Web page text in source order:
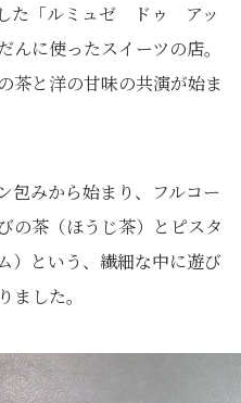
た「ルミュゼ ドゥ アッ
に使ったスイーツの店。
茶と洋の甘味の共演が始ま
包みから始まり、フルコー
の茶（ほうじ茶）とピスタ
）という、繊細な中に遊び
した。